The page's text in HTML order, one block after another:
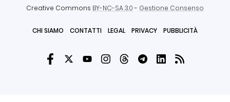
Creative Commons BY-NC-SA 3.0- Gestione Consenso
CHI SIAMO CONTATTI LEGAL PRIVACY PUBBLICITÀ